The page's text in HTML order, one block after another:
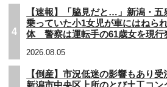
4
【速報】「脇見だと…」新潟・五
乗っていた小1女児が車にはねら
体 警察は運転手の61歳女を現行
2026.08.05
【倒産】市況低迷の影響もあり
新潟市中央区上所のとび土工コン